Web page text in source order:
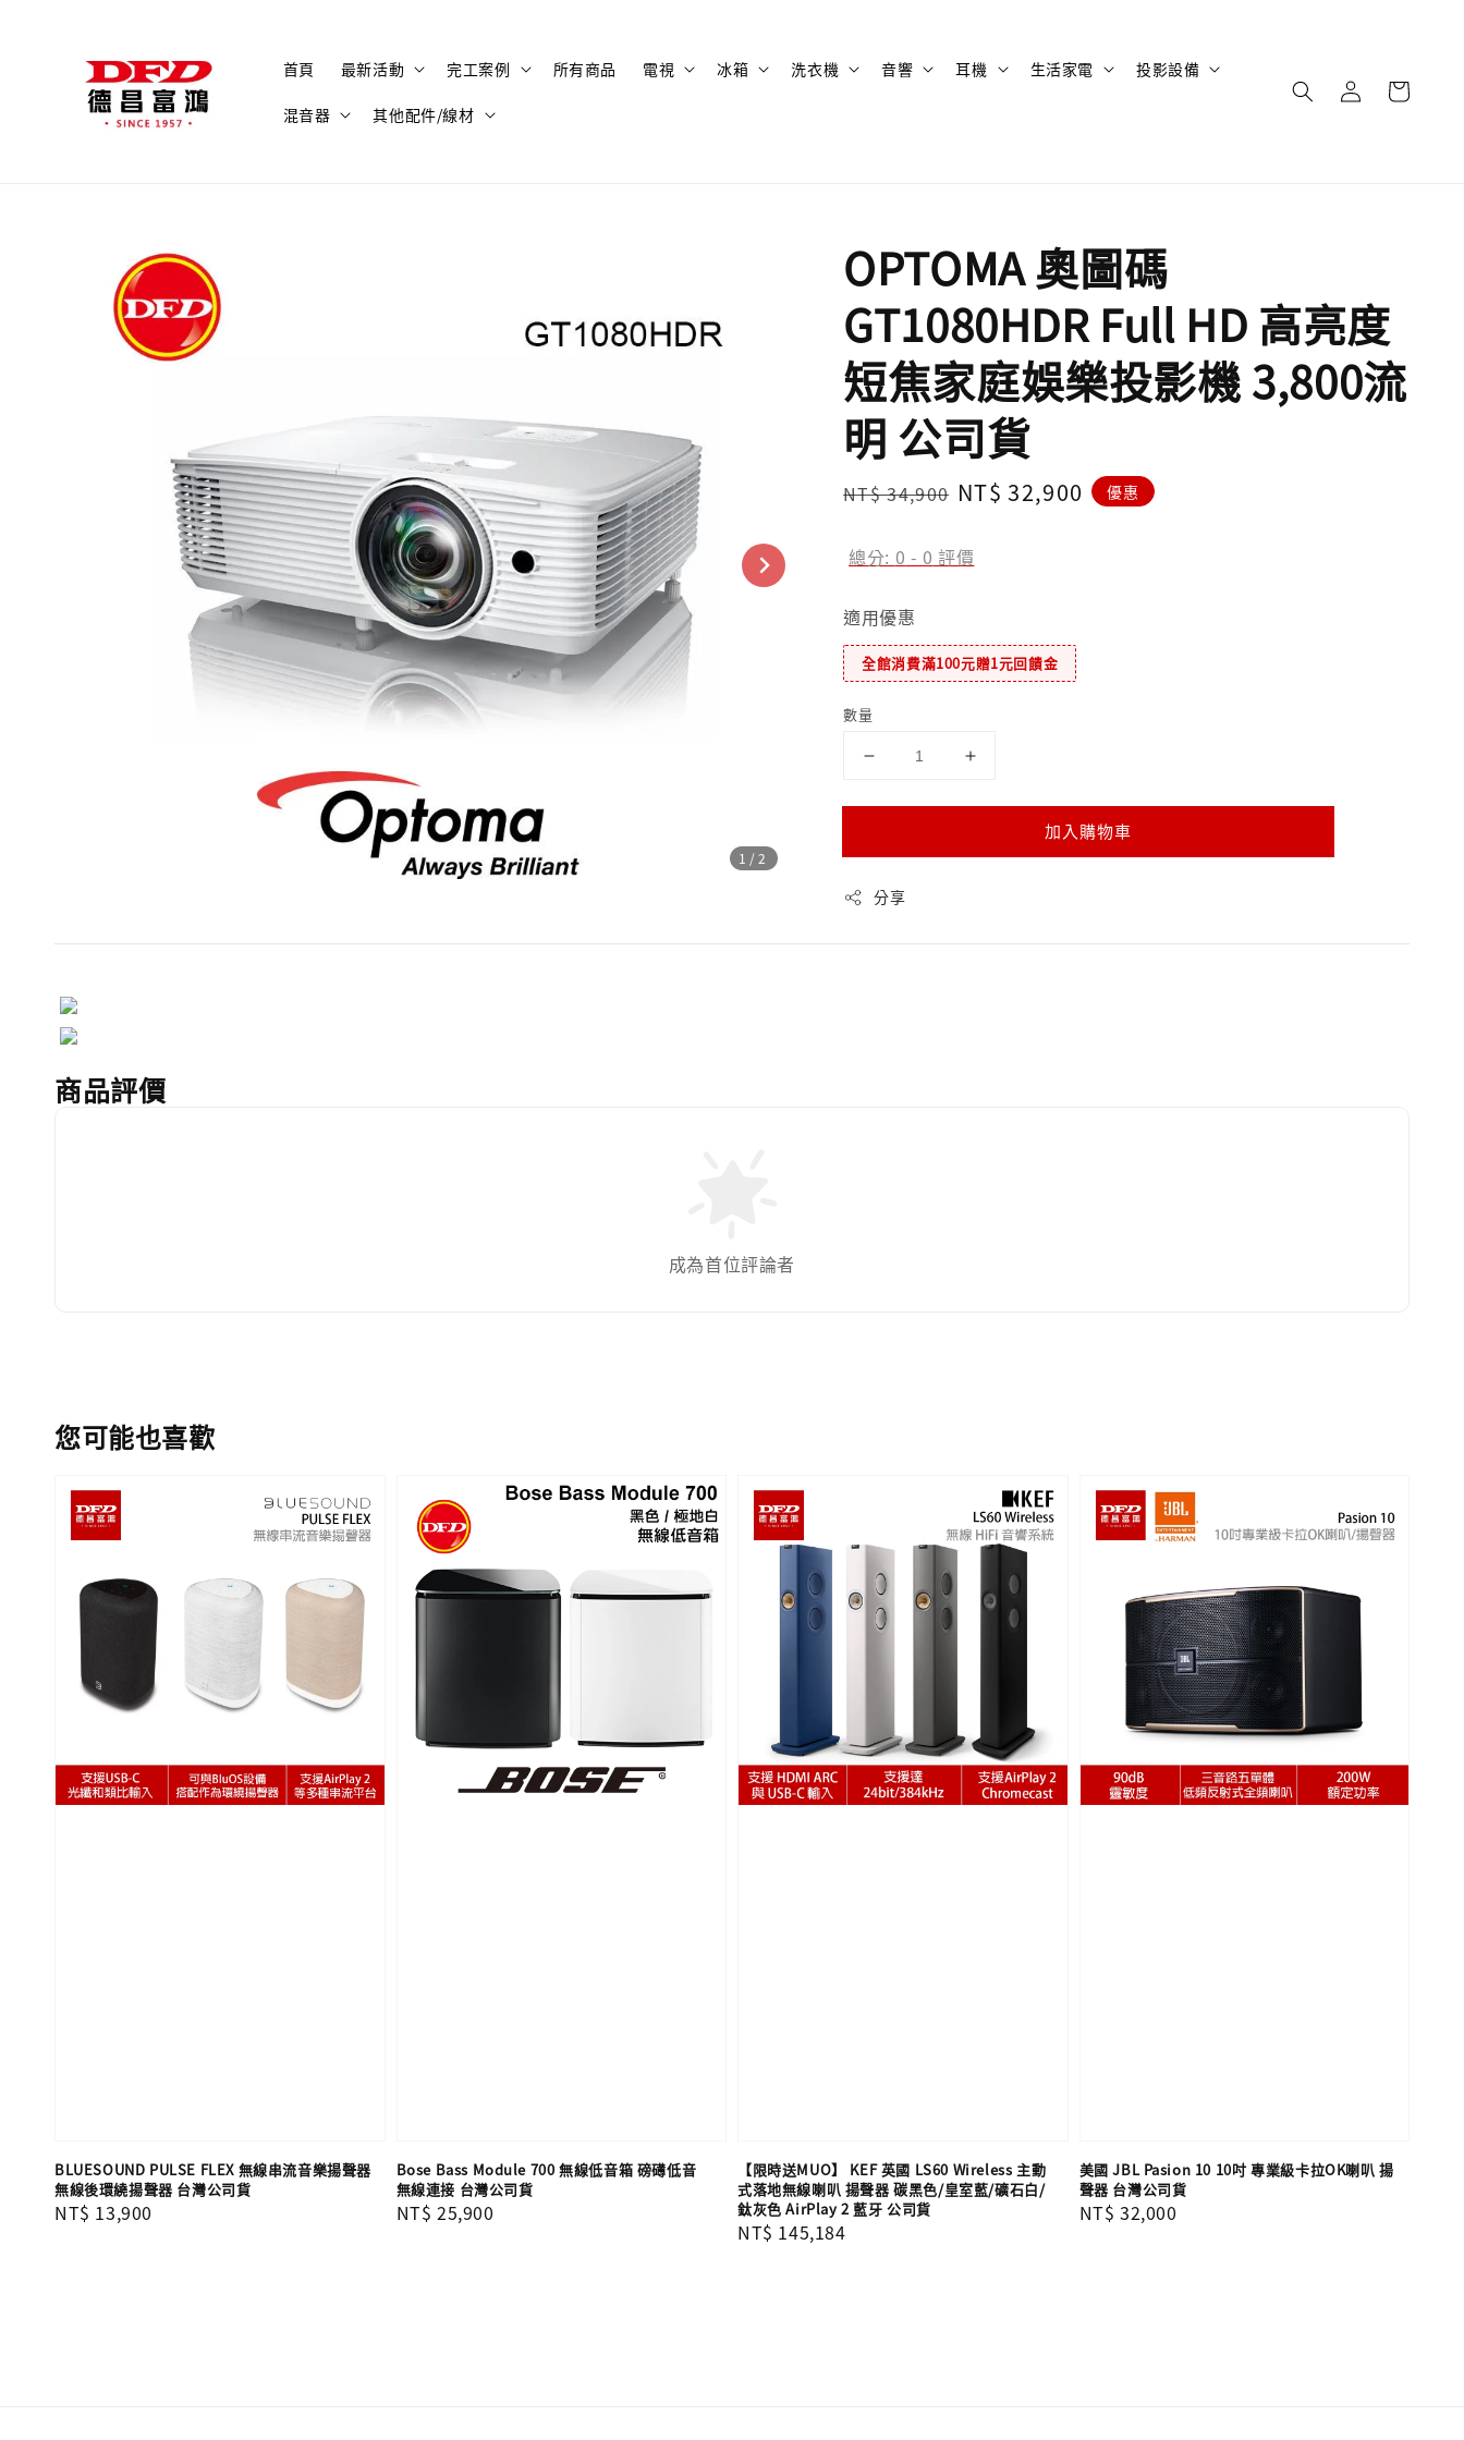
首頁 最新活動 完工案例 所有商品 電視 冰箱 洗衣機 音響 耳機 生活家電 投影設備
混音器 其他配件/線材
1 /2
OPTOMA 奧圖碼
GT1080HDR Full HD 高亮度
短焦家庭娛樂投影機 3,800流
明 公司貨
Regular
NT$ 34,900 Sale
NT$ 32,900 優惠
總分: 0 - 0 評價
適用優惠
全館消費滿100元贈1元回饋金
數量
加入購物車
分享
商品評價
成為首位評論者
您可能也喜歡
BLUESOUND PULSE FLEX 無線串流音樂揚聲器
無線後環繞揚聲器 台灣公司貨
Regular
NT$ 13,900
Bose Bass Module 700 無線低音箱 磅礡低音
無線連接 台灣公司貨
Regular
NT$ 25,900
【限時送MUO】 KEF 英國 LS60 Wireless 主動
式落地無線喇叭 揚聲器 碳黑色/皇室藍/礦石白/
鈦灰色 AirPlay 2 藍牙 公司貨
Regular
NT$ 145,184
美國 JBL Pasion 10 10吋 專業級卡拉OK喇叭 揚
聲器 台灣公司貨
Regular
NT$ 32,000